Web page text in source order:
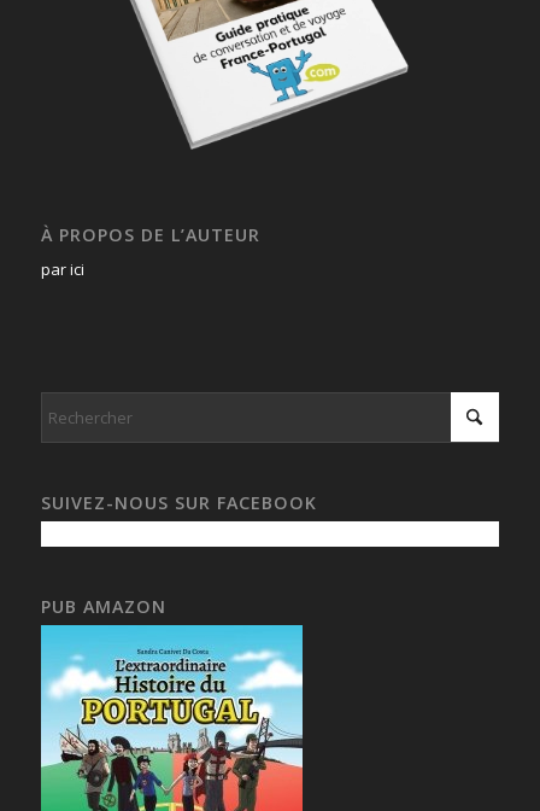
À PROPOS DE L’AUTEUR
par ici
SUIVEZ-NOUS SUR FACEBOOK
PUB AMAZON